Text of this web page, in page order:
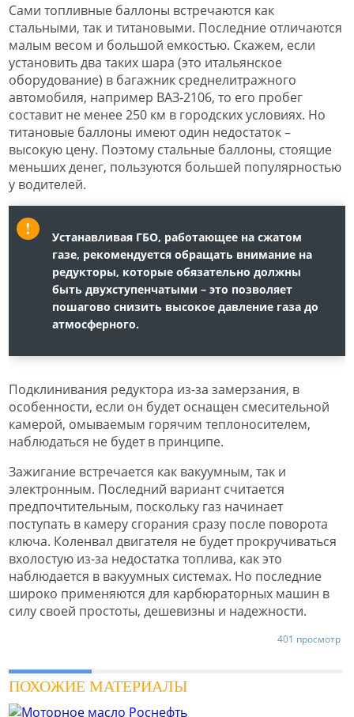
Сами топливные баллоны встречаются как
стальными, так и титановыми. Последние отличаются
малым весом и большой емкостью. Скажем, если
установить два таких шара (это итальянское
оборудование) в багажник среднелитражного
автомобиля, например ВАЗ-2106, то его пробег
составит не менее 250 км в городских условиях. Но
титановые баллоны имеют один недостаток –
высокую цену. Поэтому стальные баллоны, стоящие
меньших денег, пользуются большей популярностью
у водителей.
Устанавливая ГБО, работающее на сжатом
газе, рекомендуется обращать внимание на
редукторы, которые обязательно должны
быть двухступенчатыми – это позволяет
пошагово снизить высокое давление газа до
атмосферного.
Подклинивания редуктора из-за замерзания, в
особенности, если он будет оснащен смесительной
камерой, омываемым горячим теплоносителем,
наблюдаться не будет в принципе.
Зажигание встречается как вакуумным, так и
электронным. Последний вариант считается
предпочтительным, поскольку газ начинает
поступать в камеру сгорания сразу после поворота
ключа. Коленвал двигателя не будет прокручиваться
вхолостую из-за недостатка топлива, как это
наблюдается в вакуумных системах. Но последние
широко применяются для карбюраторных машин в
силу своей простоты, дешевизны и надежности.
401 просмотр
ПОХОЖИЕ МАТЕРИАЛЫ